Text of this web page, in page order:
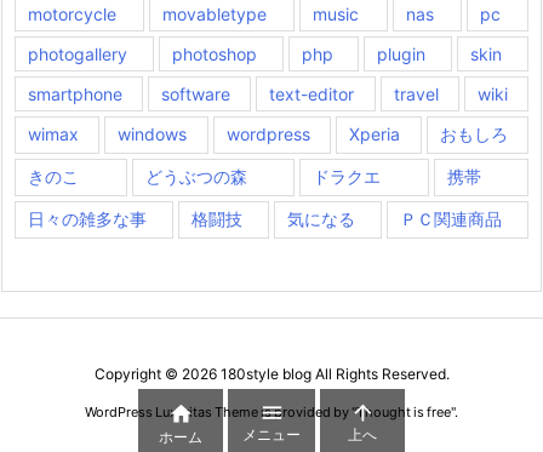
motorcycle
movabletype music nas
pc
photogallery
photoshop php plugin
skin
smartphone
software text-editor travel
wiki
wimax
windows wordpress Xperia おもしろ
きのこ どうぶつの森 ドラクエ 携帯
日々の雑多な事 格闘技 気になる ＰＣ関連商品
Copyright © 2026 180style blogAll Rights Reserved.
WordPress Luxeritas Theme is provided by "Thought is free".

ホーム

メニュー

上へ